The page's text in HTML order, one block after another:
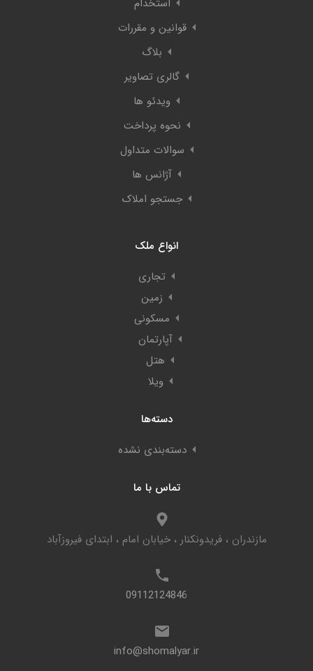
استخدام
قوانین و مقررات
بلاگ
گالری تصاویر
ویدئو ها
نحوه پرداخت
سوالات متداول
آژانس ها
جستجو املاک
انواع ملک
تجاری
زمین
مسکونی
آپارتمان
هتل
ویلا
دسته‌ها
دسته‌بندی نشده
تماس با ما
مازندران ، فریدونکنار ، خیابان امام ، ابتدای فیروزآباد
09112124846
info@shomalyar.ir